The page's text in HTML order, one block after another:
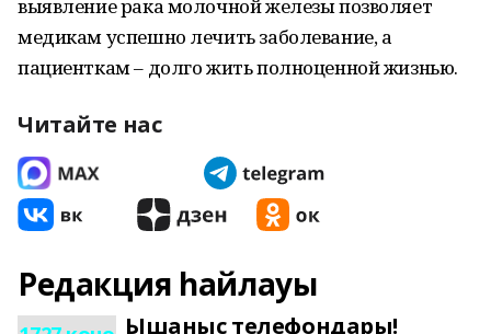
выявление рака молочной железы позволяет
медикам успешно лечить заболевание, а
пациенткам – долго жить полноценной жизнью.
Читайте нас
Редакция һайлауы
Ышаныс телефондары!